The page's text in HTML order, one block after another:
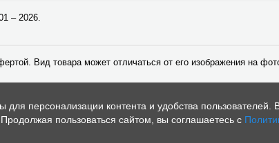
– 2026.
Вид товара может отличаться от его изображения на
персонализации контента и удобства пользователей.
Продолжая пользоваться сайтом, вы соглашаетесь с